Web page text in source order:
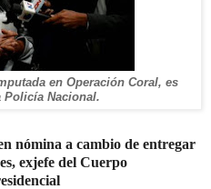
en Operación Coral, es
Policía Nacional.
nómina a cambio de entregar
exjefe del Cuerpo